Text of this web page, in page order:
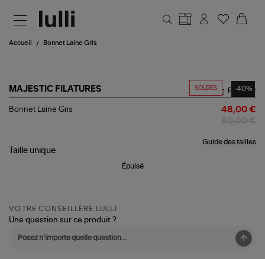
Accueil Bonnet Laine Gris
SOLDES -40%
MAJESTIC FILATURES
Bonnet
Partager
Bonnet Laine Gris 48,00 €
Guide des tailles
Taille unique
Épuisé
VOTRE CONSEILLÈRE LULLI
Une question sur ce produit ?